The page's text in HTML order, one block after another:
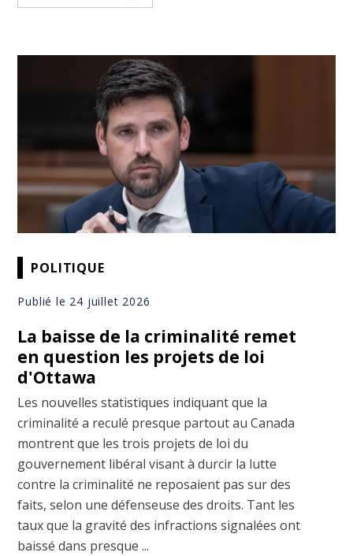
POLITIQUE
Publié le 24 juillet 2026
La baisse de la criminalité remet
en question les projets de loi
d'Ottawa
Les nouvelles statistiques indiquant que la
criminalité a reculé presque partout au Canada
montrent que les trois projets de loi du
gouvernement libéral visant à durcir la lutte
contre la criminalité ne reposaient pas sur des
faits, selon une défenseuse des droits. Tant les
taux que la gravité des infractions signalées ont
baissé dans presque ...